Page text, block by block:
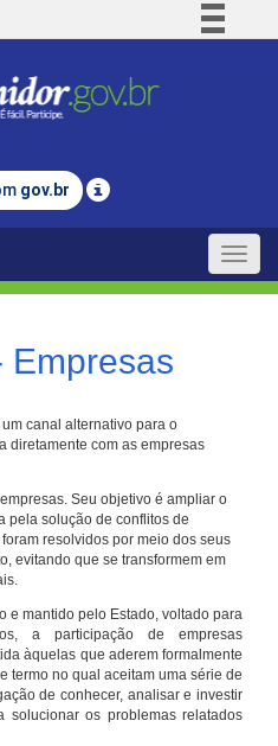
Comunica BR
Legislação
gov.br
Toggle
Empresas
canal alternativo para o
diretamente com as empresas
Seu objetivo é ampliar o
pela solução de conflitos de
resolvidos por meio dos seus
evitando que se transformem em
e mantido pelo Estado, voltado para
a participação de empresas
àquelas que aderem formalmente
termo no qual aceitam uma série de
de conhecer, analisar e investir
solucionar os problemas relatados